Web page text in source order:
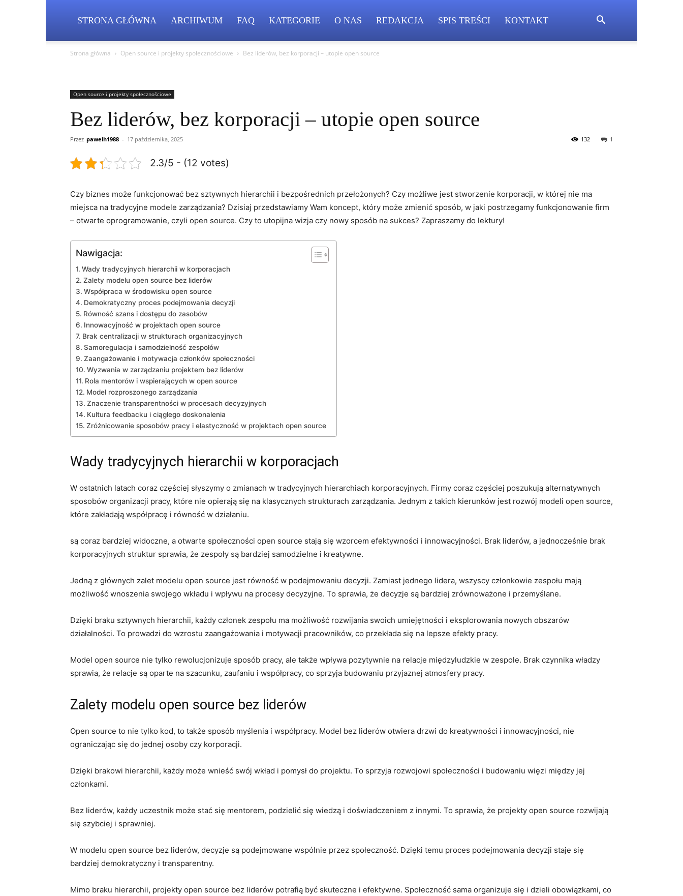
STRONA GŁÓWNA ARCHIWUM FAQ KATEGORIE O NAS REDAKCJA SPIS TREŚCI KONTAKT
Strona główna Open source i projekty społecznościowe Bez liderów, bez korporacji – utopie open source
Open source i projekty społecznościowe
Bez liderów, bez korporacji – utopie open source
Przez pawelh1988 - 17 października, 2025 1
132
2.3/5 - (12 votes)
Czy biznes może funkcjonować bez‍ sztywnych hierarchii i bezpośrednich przełożonych? Czy możliwe jest stworzenie korporacji, w której nie ma
miejsca na tradycyjne modele zarządzania? ‌Dzisiaj ⁢przedstawiamy Wam koncept, który może zmienić sposób,⁢ w jaki postrzegamy funkcjonowanie​ firm
– otwarte oprogramowanie, czyli open source. Czy to utopijna wizja czy ⁢nowy sposób na sukces? Zapraszamy do lektury!
Nawigacja:
Wady tradycyjnych hierarchii w korporacjach
Zalety modelu open source bez liderów
Współpraca ‌w środowisku open source
Demokratyczny proces podejmowania decyzji
Równość szans i dostępu do zasobów
Innowacyjność w projektach open source
Brak centralizacji w strukturach organizacyjnych
Samoregulacja i samodzielność zespołów
Zaangażowanie i motywacja członków społeczności
Wyzwania w zarządzaniu projektem bez liderów
Rola⁢ mentorów i wspierających​ w open source
Model rozproszonego zarządzania
Znaczenie transparentności w procesach decyzyjnych
Kultura feedbacku i ciągłego doskonalenia
Zróżnicowanie sposobów pracy i elastyczność w projektach open source
Wady tradycyjnych hierarchii w korporacjach
W ostatnich latach coraz częściej słyszymy ⁣o zmianach w tradycyjnych hierarchiach korporacyjnych. Firmy coraz częściej poszukują alternatywnych
sposobów organizacji pracy, które nie opierają się na klasycznych strukturach zarządzania. Jednym z takich kierunków jest rozwój modeli open source,
które zakładają współpracę i równość w działaniu.
są coraz bardziej widoczne, a ⁢otwarte społeczności open source stają się wzorcem efektywności i innowacyjności. Brak liderów, a jednocześnie brak‍
korporacyjnych struktur sprawia, że ⁤zespoły są bardziej samodzielne i kreatywne.
Jedną z głównych zalet​ modelu open source jest równość w podejmowaniu decyzji. Zamiast‍ jednego lidera, wszyscy członkowie zespołu mają
możliwość wnoszenia ⁣swojego wkładu i wpływu na procesy decyzyjne. To sprawia, że decyzje są bardziej zrównoważone i przemyślane.
Dzięki braku sztywnych hierarchii, każdy członek zespołu ma możliwość rozwijania swoich umiejętności i eksplorowania nowych obszarów
działalności. To prowadzi do ​wzrostu zaangażowania i motywacji pracowników, co przekłada się na lepsze efekty pracy.
Model open source nie tylko ‍rewolucjonizuje sposób pracy, ale także wpływa pozytywnie na relacje ‍międzyludzkie w zespole. Brak czynnika władzy
sprawia, że relacje są oparte na szacunku, zaufaniu i współpracy, co sprzyja budowaniu przyjaznej​ atmosfery ⁢pracy.
Zalety modelu open source bez liderów
Open source to ⁢nie tylko kod, to także sposób myślenia i współpracy. Model bez liderów otwiera drzwi do kreatywności i innowacyjności, ‍nie ​
ograniczając się do jednej osoby czy korporacji.
Dzięki ⁣brakowi hierarchii, każdy może wnieść swój wkład i pomysł do projektu. To sprzyja rozwojowi społeczności i budowaniu więzi między jej
członkami.
Bez liderów, każdy uczestnik może stać się mentorem,⁣ podzielić się wiedzą ⁣i doświadczeniem z innymi. To sprawia, że⁣ projekty open source rozwijają
się szybciej i⁢ sprawniej.
W modelu open ‌source bez liderów, decyzje są podejmowane wspólnie przez społeczność. ⁣Dzięki temu proces podejmowania decyzji staje się
bardziej demokratyczny i ⁣transparentny.
Mimo braku hierarchii, projekty open source⁤ bez liderów potrafią być skuteczne i efektywne. Społeczność sama organizuje się ⁣i dzieli obowiązkami, co